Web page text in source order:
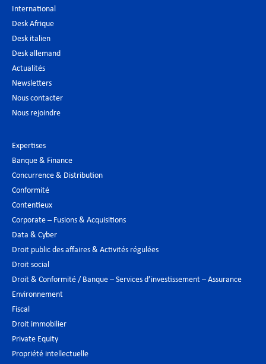
International
Desk Afrique
Desk italien
Desk allemand
Actualités
Newsletters
Nous contacter
Nous rejoindre
Expertises
Banque & Finance
Concurrence & Distribution
Conformité
Contentieux
Corporate – Fusions & Acquisitions
Data & Cyber
Droit public des affaires & Activités régulées
Droit social
Droit & Conformité / Banque – Services d’investissement – Assurance
Environnement
Fiscal
Droit immobilier
Private Equity
Propriété intellectuelle